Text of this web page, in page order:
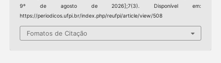
9º de agosto de 2026];7(3). Disponível em:
https://periodicos.ufpi.br/index.php/reufpi/article/view/508
Fomatos de Citação